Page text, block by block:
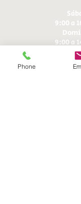
9:00 a
9:00 a
Phone